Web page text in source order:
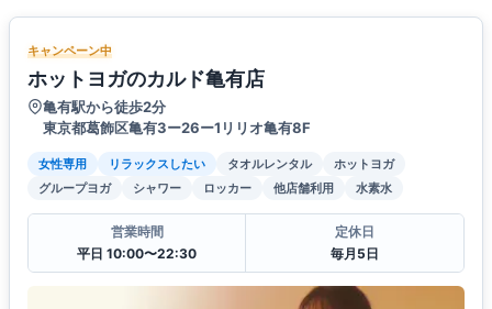
キャンペーン中
ホットヨガのカルド亀有店
亀有駅から徒歩2分
東京都葛飾区亀有3ー26ー1リリオ亀有8F
女性専用 リラックスしたい タオルレンタル
ホットヨガ
グループヨガ
シャワー ロッカー 他店舗利用 水素水
営業時間
平日 10:00〜22:30
定休日
毎月5日